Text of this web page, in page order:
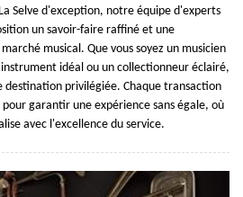
Selve d'exception, notre équipe d'experts
un savoir-faire raffiné et une
musical. Que vous soyez un musicien
idéal ou un collectionneur éclairé,
privilégiée. Chaque transaction
garantir une expérience sans égale, où
avec l'excellence du service.